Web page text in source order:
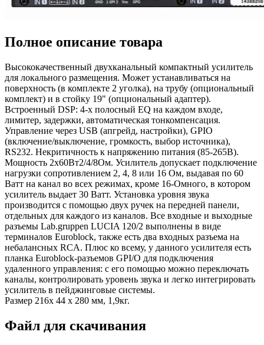
Полное описание товара
Высококачественный двухканальный компактный усилитель
для локального размещения. Может устанавливаться на
поверхность (в комплекте 2 уголка), на трубу (опциональный
комплект) и в стойку 19" (опциональный адаптер).
Встроенный DSP: 4-х полосный EQ на каждом входе,
лимитер, задержки, автоматическая тонкомпенсация.
Управление через USB (апгрейд, настройки), GPIO
(включение/выключение, громкость, выбор источника),
RS232. Некритичность к напряжению питания (85-265В).
Мощность 2х60Вт2/4/8Ом. Усилитель допускает подключение
нагрузки сопротивлением 2, 4, 8 или 16 Ом, выдавая по 60
Ватт на канал во всех режимах, кроме 16-Омного, в котором
усилитель выдает 30 Ватт. Установка уровня звука
производится с помощью двух ручек на передней панели,
отдельных для каждого из каналов. Все входные и выходные
разъемы Lab.gruppen LUCIA 120/2 выполнены в виде
терминалов Euroblock, также есть два входных разъема на
небалансных RCA. Плюс ко всему, у данного усилителя есть
планка Euroblock-разъемов GPI/O для подключения
удаленного управления: с его помощью можно переключать
каналы, контролировать уровень звука и легко интегрировать
усилитель в пейджинговые системы.
Размер 216x 44 х 280 мм, 1,9кг.
Файл для скачивания